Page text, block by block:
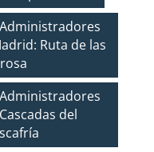
Ruta de las
del